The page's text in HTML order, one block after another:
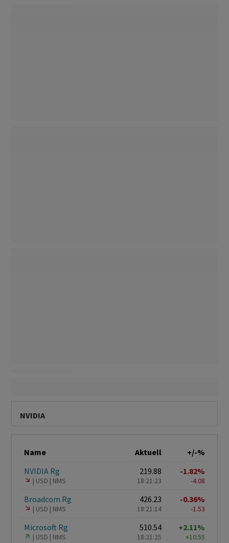
NVIDIA
Name Aktuell
+/-%
NVIDIA Rg
USD NMS
219.88
18:21:23
-1.82%
-4.08
Broadcom Rg
USD NMS
426.23
18:21:14
-0.36%
-1.53
Microsoft Rg
USD NMS
510.54
18:21:25
+2.11%
+10.55